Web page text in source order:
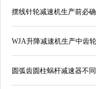
摆线针轮减速机生产前必
WJA升降减速机生产中齿
圆弧齿圆柱蜗杆减速器不